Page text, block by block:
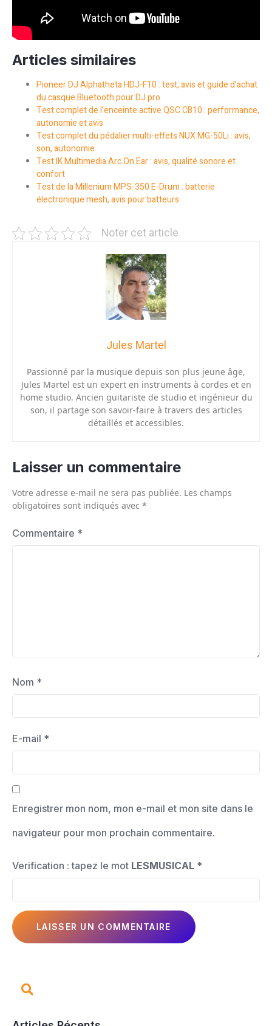
Articles similaires
Pioneer DJ Alphatheta HDJ-F10 : test, avis et guide d’achat
du casque Bluetooth pour DJ pro
Test complet de l’enceinte active QSC CB10 : performance,
autonomie et avis
Test complet du pédalier multi-effets NUX MG-50Li : avis,
son, autonomie
Test IK Multimedia Arc On Ear : avis, qualité sonore et
confort
Test de la Millenium MPS-350 E-Drum : batterie
électronique mesh, avis pour batteurs
Noter cet article
Jules Martel
Passionné par la musique depuis son plus jeune âge,
Jules Martel est un expert en instruments à cordes et en
home studio. Ancien guitariste de studio et ingénieur du
son, il partage son savoir-faire à travers des articles
détaillés et accessibles.
Laisser un commentaire
Votre adresse e-mail ne sera pas publiée. Les champs
obligatoires sont indiqués avec *
Commentaire *
Nom *
E-mail *
Enregistrer mon nom, mon e-mail et mon site dans le
navigateur pour mon prochain commentaire.
Verification : tapez le mot LESMUSICAL *